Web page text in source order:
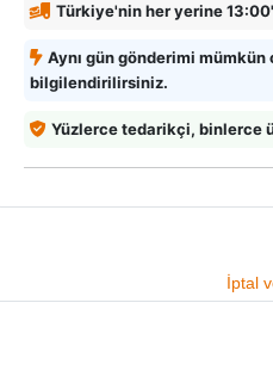
Türkiye'nin her yerine
Aynı gün gönderimi
bilgilendirilirsiniz.
Yüzlerce tedarikçi, binlerce
İptal